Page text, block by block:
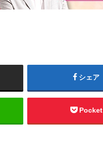
シェア
Pocket